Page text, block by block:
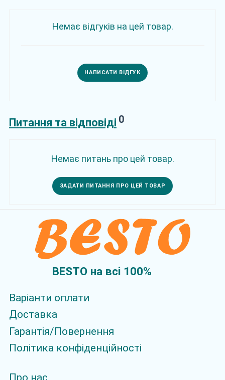
Немає відгуків на цей товар.
НАПИСАТИ ВІДГУК
Питання та відповіді 0
Немає питань про цей товар.
ЗАДАТИ ПИТАННЯ ПРО ЦЕЙ ТОВАР
BESTO на всi 100%
Варіанти оплати
Доставка
Гарантія/Повернення
Політика конфіденційності
Про нас